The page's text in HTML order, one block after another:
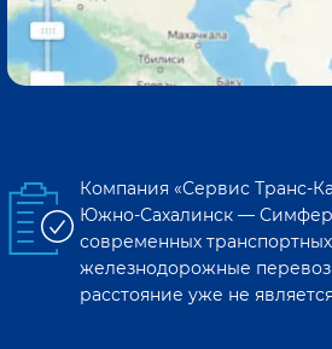
Компания «Сервис Транс-
Южно-Сахалинск —
современных
железнодорожные
расстояние уже не